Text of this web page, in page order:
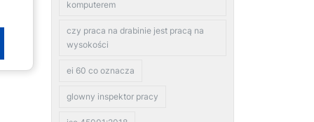
komputerem
czy praca na drabinie jest pracą na
wysokości
ei 60 co oznacza
glowny inspektor pracy